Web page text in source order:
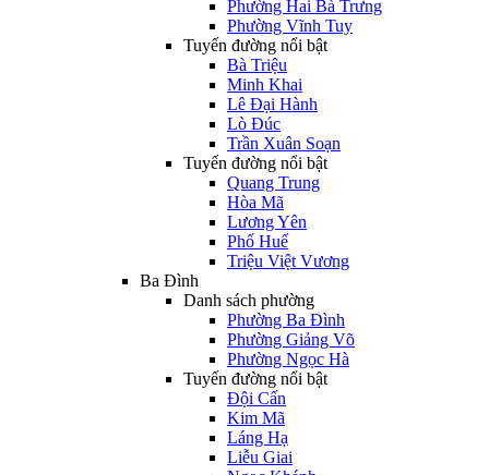
Phường Hai Bà Trưng
Phường Vĩnh Tuy
Tuyến đường nổi bật
Bà Triệu
Minh Khai
Lê Đại Hành
Lò Đúc
Trần Xuân Soạn
Tuyến đường nổi bật
Quang Trung
Hòa Mã
Lương Yên
Phố Huế
Triệu Việt Vương
Ba Đình
Danh sách phường
Phường Ba Đình
Phường Giảng Võ
Phường Ngọc Hà
Tuyến đường nổi bật
Đội Cấn
Kim Mã
Láng Hạ
Liễu Giai